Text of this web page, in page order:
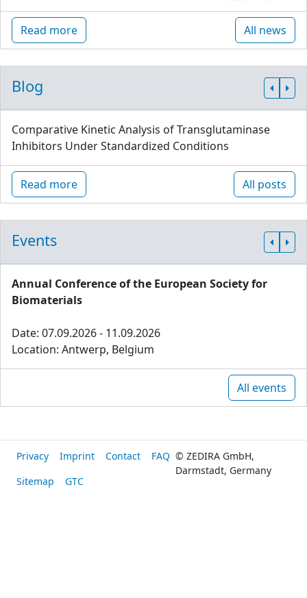
Read more All news
Blog
Comparative Kinetic Analysis of Transglutaminase
Inhibitors Under Standardized Conditions
Read more All posts
Events
Annual Conference of the European Society for
Biomaterials
Date: 07.09.2026 - 11.09.2026
Location: Antwerp, Belgium
All events
Privacy Imprint Contact
FAQ
Sitemap
GTC
© ZEDIRA GmbH,
Darmstadt, Germany